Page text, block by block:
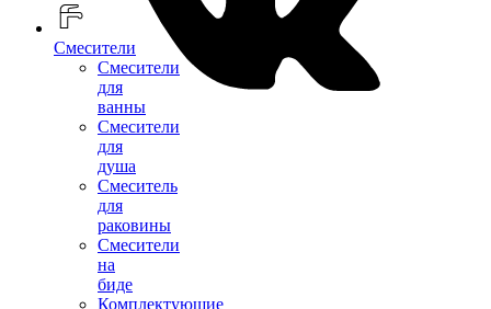
Смесители
Смесители
для
ванны
Смесители
для
душа
Смеситель
для
раковины
Смесители
на
биде
Комплектующие